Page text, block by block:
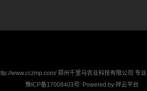
www.cczmp.com/ 郑州千里马农业科技有限公司 专
豫ICP备17008403号 Powered by 祥云平台